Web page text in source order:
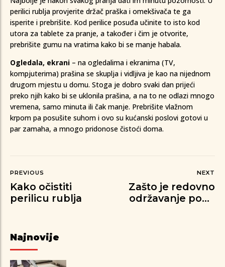
perilici rublja provjerite držač praška i omekšivača te ga
isperite i prebrišite. Kod perilice posuđa učinite to isto kod
utora za tablete za pranje, a također i čim je otvorite,
prebrišite gumu na vratima kako bi se manje habala.
Ogledala, ekrani – na ogledalima i ekranima (TV,
kompjuterima) prašina se skuplja i vidljiva je kao na nijednom
drugom mjestu u domu. Stoga je dobro svaki dan prijeći
preko njih kako bi se uklonila prašina, a na to ne odlazi mnogo
vremena, samo minuta ili čak manje. Prebrišite vlažnom
krpom pa posušite suhom i ovo su kućanski poslovi gotovi u
par zamaha, a mnogo pridonose čistoći doma.
PREVIOUS
Kako očistiti
perilicu rublja
NEXT
Zašto je redovno
održavanje poda
Najnovije